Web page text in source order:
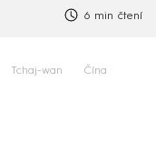
6 min čtení
Tchaj-wan Čína